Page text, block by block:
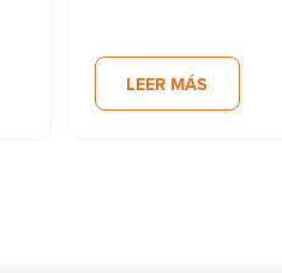
LEER MÁS